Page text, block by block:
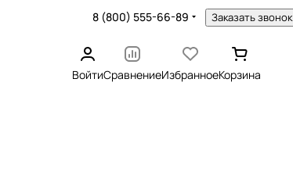
8 (800) 555-66-89 Заказать звонок
ВойтиСравнениеИзбранноеКорзина